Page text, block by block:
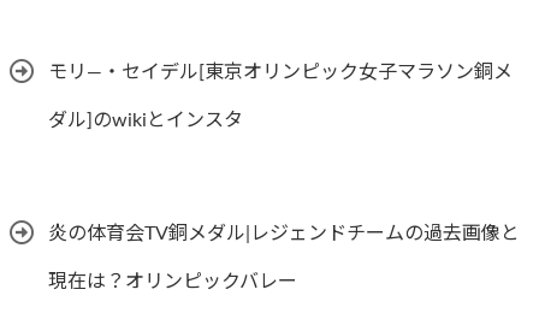
モリ―・セイデル[東京オリンピック女子マラソン銅メ
ダル]のwikiとインスタ
炎の体育会TV銅メダル|レジェンドチームの過去画像と
現在は？オリンピックバレー